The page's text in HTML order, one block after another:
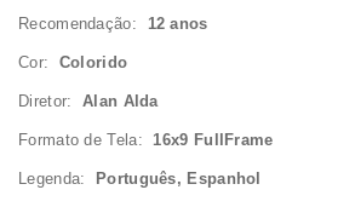
Recomendação: 12 anos
Cor: Colorido
Diretor: Alan Alda
Formato de Tela:16x9 FullFrame
Legenda: Português, Espanhol